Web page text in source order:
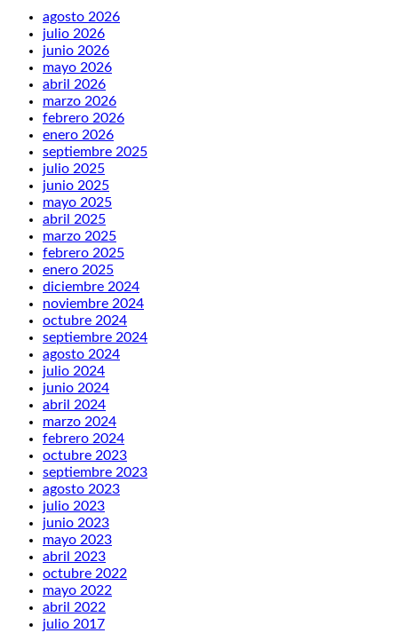
agosto 2026
julio 2026
junio 2026
mayo 2026
abril 2026
marzo 2026
febrero 2026
enero 2026
septiembre 2025
julio 2025
junio 2025
mayo 2025
abril 2025
marzo 2025
febrero 2025
enero 2025
diciembre 2024
noviembre 2024
octubre 2024
septiembre 2024
agosto 2024
julio 2024
junio 2024
abril 2024
marzo 2024
febrero 2024
octubre 2023
septiembre 2023
agosto 2023
julio 2023
junio 2023
mayo 2023
abril 2023
octubre 2022
mayo 2022
abril 2022
julio 2017